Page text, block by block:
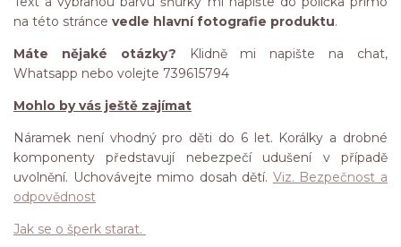
na této stránce vedle hlavní fotografie produktu.
Máte nějaké otázky?
Klidně mi napište na chat,
Whatsapp nebo volejte 739615794
Mohlo by vás ještě zajímat
Náramek není vhodný pro děti do 6 let. Korálky a drobné
komponenty představují nebezpečí udušení v případě
uvolnění. Uchovávejte mimo dosah dětí. Viz. Bezpečnost a
odpovědnost
Jak se o šperk starat.